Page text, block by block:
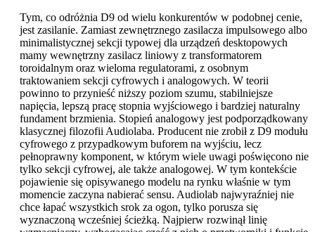
Tym, co odróżnia D9 od wielu konkurentów w podobnej cenie,
jest zasilanie. Zamiast zewnętrznego zasilacza impulsowego albo
minimalistycznej sekcji typowej dla urządzeń desktopowych
mamy wewnętrzny zasilacz liniowy z transformatorem
toroidalnym oraz wieloma regulatorami, z osobnym
traktowaniem sekcji cyfrowych i analogowych. W teorii
powinno to przynieść niższy poziom szumu, stabilniejsze
napięcia, lepszą pracę stopnia wyjściowego i bardziej naturalny
fundament brzmienia. Stopień analogowy jest podporządkowany
klasycznej filozofii Audiolaba. Producent nie zrobił z D9 modułu
cyfrowego z przypadkowym buforem na wyjściu, lecz
pełnoprawny komponent, w którym wiele uwagi poświęcono nie
tylko sekcji cyfrowej, ale także analogowej. W tym kontekście
pojawienie się opisywanego modelu na rynku właśnie w tym
momencie zaczyna nabierać sensu. Audiolab najwyraźniej nie
chce łapać wszystkich srok za ogon, tylko porusza się
wyznaczoną wcześniej ścieżką. Najpierw rozwinął linię